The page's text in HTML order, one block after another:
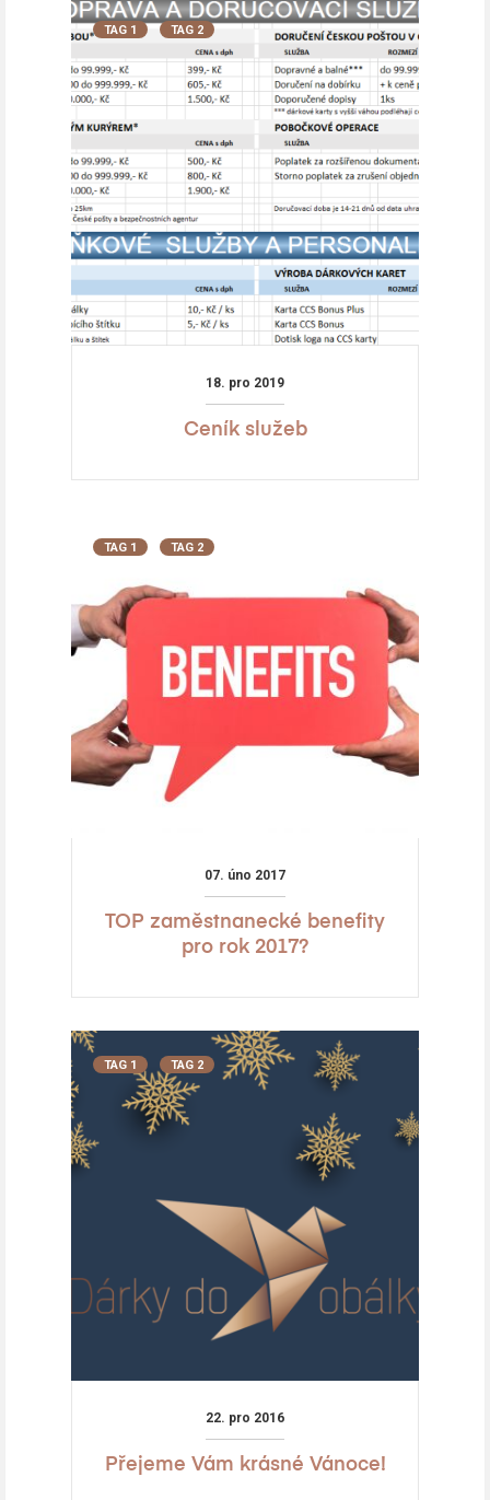
TAG 1 TAG 2
18. pro 2019
Ceník služeb
TAG 1 TAG 2
07. úno 2017
TOP zaměstnanecké benefity
pro rok 2017?
TAG 1 TAG 2
22. pro 2016
Přejeme Vám krásné Vánoce!